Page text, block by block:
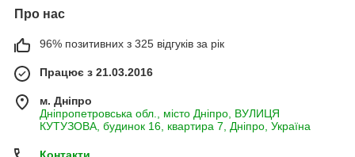
Про нас
96% позитивних з 325 відгуків за рік
Працює з 21.03.2016
м. Дніпро
Дніпропетровська обл., місто Дніпро, ВУЛИЦЯ
КУТУЗОВА, будинок 16, квартира 7, Дніпро, Україна